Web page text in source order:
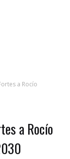
a Rocío
a Rocío